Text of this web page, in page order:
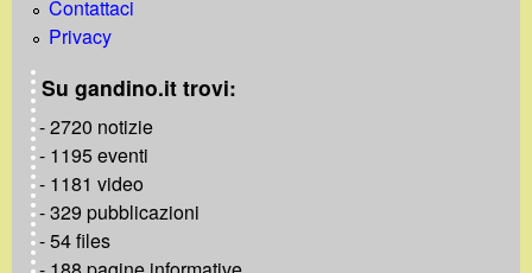
Contattaci
Privacy
Su gandino.it trovi:
- 2720 notizie
- 1195 eventi
- 1181 video
- 329 pubblicazioni
- 54 files